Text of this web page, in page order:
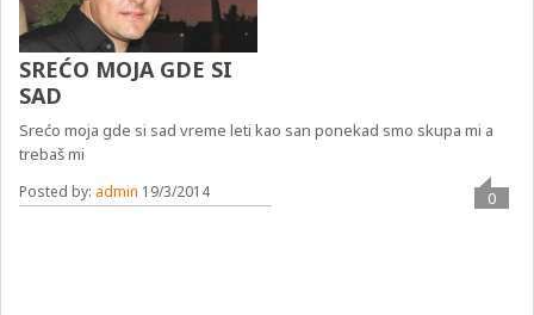
SREĆO MOJA GDE SI
SAD
Srećo moja gde si sad vreme leti kao san ponekad smo skupa mi a
trebaš mi
Posted by: admin 19/3/2014 0